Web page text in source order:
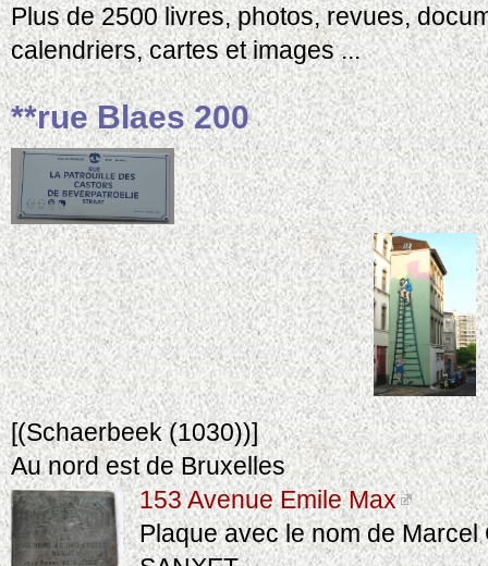
Plus de 2500 livres, photos, revues,
calendriers, cartes et images ...
**rue Blaes 200
[(Schaerbeek (1030))]
Au nord est de Bruxelles
153 Avenue Emile Max
Plaque avec le nom de Marcel